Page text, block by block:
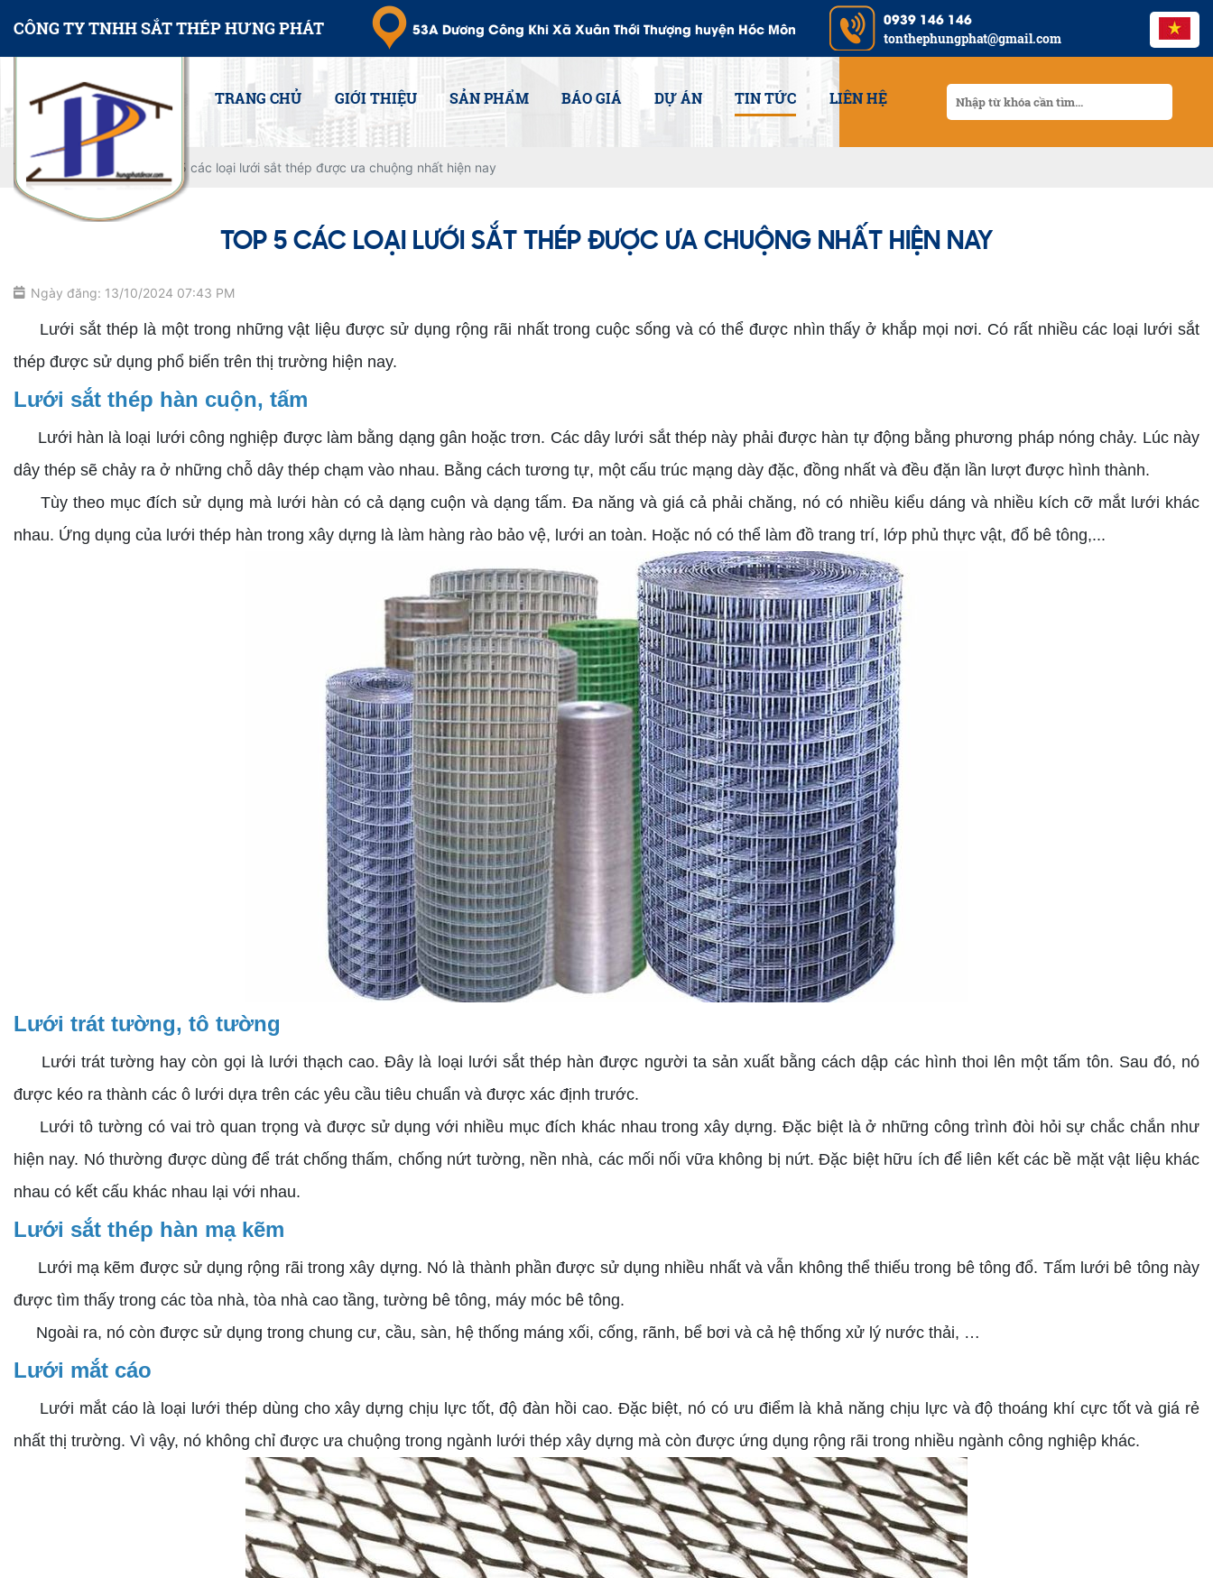
CÔNG TY TNHH SẮT THÉP HƯNG PHÁT 53A Dương Công Khi Xã Xuân Thới Thượng huyện Hóc Môn 0939 146 146
tonthephungphat@gmail.com
TRANG CHỦ GIỚI THIỆU SẢN PHẨM BÁO GIÁ DỰ ÁN TIN TỨC LIÊN HỆ
Trang chủ Top 5 các loại lưới sắt thép được ưa chuộng nhất hiện nay
TOP 5 CÁC LOẠI LƯỚI SẮT THÉP ĐƯỢC ƯA CHUỘNG NHẤT HIỆN NAY
Ngày đăng: 13/10/2024 07:43 PM
Lưới sắt thép là một trong những vật liệu được sử dụng rộng rãi nhất trong cuộc sống và có thể được nhìn thấy ở khắp mọi nơi. Có rất nhiều các loại lưới sắt
thép được sử dụng phổ biến trên thị trường hiện nay.
Lưới sắt thép hàn cuộn, tấm
Lưới hàn là loại lưới công nghiệp được làm bằng dạng gân hoặc trơn. Các dây lưới sắt thép này phải được hàn tự động bằng phương pháp nóng chảy. Lúc này
dây thép sẽ chảy ra ở những chỗ dây thép chạm vào nhau. Bằng cách tương tự, một cấu trúc mạng dày đặc, đồng nhất và đều đặn lần lượt được hình thành.
Tùy theo mục đích sử dụng mà lưới hàn có cả dạng cuộn và dạng tấm. Đa năng và giá cả phải chăng, nó có nhiều kiểu dáng và nhiều kích cỡ mắt lưới khác
nhau. Ứng dụng của lưới thép hàn trong xây dựng là làm hàng rào bảo vệ, lưới an toàn. Hoặc nó có thể làm đồ trang trí, lớp phủ thực vật, đổ bê tông,...
Lưới trát tường, tô tường
Lưới trát tường hay còn gọi là lưới thạch cao. Đây là loại lưới sắt thép hàn được người ta sản xuất bằng cách dập các hình thoi lên một tấm tôn. Sau đó, nó
được kéo ra thành các ô lưới dựa trên các yêu cầu tiêu chuẩn và được xác định trước.
Lưới tô tường có vai trò quan trọng và được sử dụng với nhiều mục đích khác nhau trong xây dựng. Đặc biệt là ở những công trình đòi hỏi sự chắc chắn như
hiện nay. Nó thường được dùng để trát chống thấm, chống nứt tường, nền nhà, các mối nối vữa không bị nứt. Đặc biệt hữu ích để liên kết các bề mặt vật liệu khác
nhau có kết cấu khác nhau lại với nhau.
Lưới sắt thép hàn mạ kẽm
Lưới mạ kẽm được sử dụng rộng rãi trong xây dựng. Nó là thành phần được sử dụng nhiều nhất và vẫn không thể thiếu trong bê tông đổ. Tấm lưới bê tông này
được tìm thấy trong các tòa nhà, tòa nhà cao tầng, tường bê tông, máy móc bê tông.
Ngoài ra, nó còn được sử dụng trong chung cư, cầu, sàn, hệ thống máng xối, cống, rãnh, bể bơi và cả hệ thống xử lý nước thải, …
Lưới mắt cáo
Lưới mắt cáo là loại lưới thép dùng cho xây dựng chịu lực tốt, độ đàn hồi cao. Đặc biệt, nó có ưu điểm là khả năng chịu lực và độ thoáng khí cực tốt và giá rẻ
nhất thị trường. Vì vậy, nó không chỉ được ưa chuộng trong ngành lưới thép xây dựng mà còn được ứng dụng rộng rãi trong nhiều ngành công nghiệp khác.